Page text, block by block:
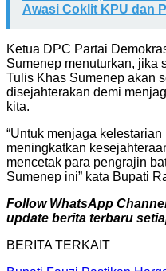
Awasi Coklit KPU dan
Ketua DPC Partai
Sumenep menuturkan, jika
Tulis Khas Sumenep akan
disejahterakan demi
kita.
“Untuk menjaga
meningkatkan
mencetak para pengrajin
Sumenep ini” kata Bupati
Follow WhatsApp
update berita terbaru
BERITA TERKAIT